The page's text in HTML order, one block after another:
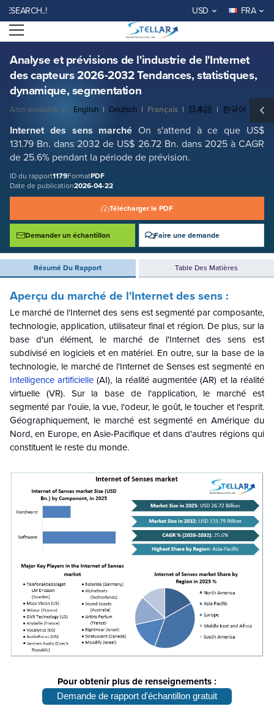
USD FRA
Open menu
Analyse et prévisions de l'industrie de l'Internet
des capteurs 2026-2032 Tendances, statistiques,
dynamique, segmentation
Also available in: English | Deutsch | Français | 日本語 | 한국어
Internet des sens marchéOn s'attend à ce que US$
131.79 Bn. dans 2032 de US$ 26.72 Bn. dans 2025 à CAGR
de 25.6% pendant la période de prévision.
ID du rapport1179FormatPDF
Date de publication2026-04-22
Télécharger le PDF
Demander un échantillon Faire une demande
Résumé Du Rapport Table Des Matières
Analyse et prévisions de l'industrie de l'Internet des capteurs 2026-
2032 Tendances, statistiques, dynamique, segmentation
ID du rapport: SMR_1179
DEMANDER UN ÉCHANTILLON GRATUIT ACHETER MAINTENANT
Aperçu du marché de l'Internet des sens :
Le marché de l'Internet des sens est segmenté par composante,
technologie, application, utilisateur final et région. De plus, sur la
base d'un élément, le marché de l'Internet des sens est
subdivisé en logiciels et en matériel. En outre, sur la base de la
technologie, le marché de l'Internet de Senses est segmenté en
Intelligence artificielle (AI), la réalité augmentée (AR) et la réalité
virtuelle (VR). Sur la base de l'application, le marché est
segmenté par l'ouïe, la vue, l'odeur, le goût, le toucher et l'esprit.
Géographiquement, le marché est segmenté en Amérique du
Nord, en Europe, en Asie-Pacifique et dans d'autres régions qui
constituent le reste du monde.
Pour obtenir plus de renseignements :
Demande de rapport d'échantillon gratuit